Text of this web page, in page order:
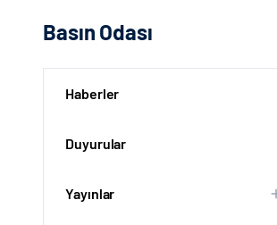
Basın Odası
Haberler
Duyurular
Yayınlar